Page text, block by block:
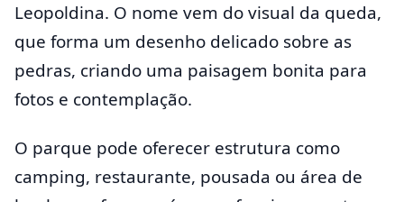
Leopoldina. O nome vem do visual da queda,
que forma um desenho delicado sobre as
pedras, criando uma paisagem bonita para
fotos e contemplação.
O parque pode oferecer estrutura como
camping, restaurante, pousada ou área de